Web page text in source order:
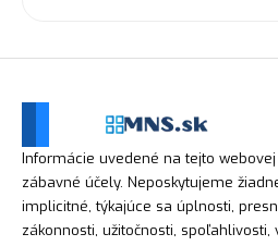
Informácie uvedené na tejto
zábavné účely. Neposkytujeme
implicitné, týkajúce sa úplnosti,
zákonnosti, užitočnosti,